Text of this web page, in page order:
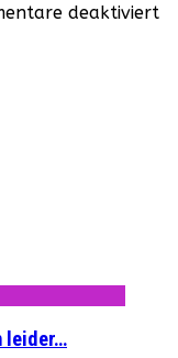
deaktiviert
leider…